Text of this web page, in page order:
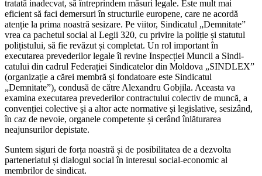
tratată inadecvat, să întreprindem măsuri legale. Este mult mai
eficient să faci demersuri în structurile europene, care ne acordă
atenție la prima noastră sesizare. Pe viitor, Sindi­catul „Demnitate”
vrea ca pachetul social al Legii 320, cu privire la poliție și statutul
polițistului, să fie revăzut și completat. Un rol important în
executarea prevederilor legale îi revine Inspecției Muncii a Sindi­
catului din cadrul Federației Sindicatelor din Moldova „SINDLEX”
(organizație a cărei membră și fondatoare este Sindicatul
„Demnitate”), condusă de către Alexan­dru Gobjila. Aceasta va
examina executa­rea prevederilor contractului colectiv de muncă, a
convenției colective și a altor acte normative și legislative, sesizând,
în caz de nevoie, organele competente și cerând în­lăturarea
neajunsurilor depistate.
Suntem siguri de forța noastră și de posibilitatea de a dezvolta
parteneriatul și dialogul social în interesul social-economic al
membrilor de sindicat.